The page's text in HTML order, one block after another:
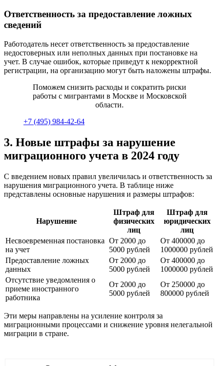
Ответственность за предоставление ложных
сведений
Работодатель несет ответственность за предоставление
недостоверных или неполных данных при постановке на
учет. В случае ошибок, которые приведут к некорректной
регистрации, на организацию могут быть наложены штрафы.
Поможем снизить расходы и сократить риски
работы с мигрантами в Москве и Московской
области.
+7 (495) 984-42-64
3. Новые штрафы за нарушение
миграционного учета в 2024 году
С введением новых правил увеличилась и ответственность за
нарушения миграционного учета. В таблице ниже
представлены основные нарушения и размеры штрафов:
Нарушение
Штраф для
физических
лиц
Штраф для
юридических
лиц
Несвоевременная постановка
на учет
От 2000 до
5000 рублей
От 400000 до
1000000 рублей
Предоставление ложных
данных
От 2000 до
5000 рублей
От 400000 до
1000000 рублей
Отсутствие уведомления о
приеме иностранного
работника
От 2000 до
5000 рублей
От 250000 до
800000 рублей
Эти меры направлены на усиление контроля за
миграционными процессами и снижение уровня нелегальной
миграции в стране.